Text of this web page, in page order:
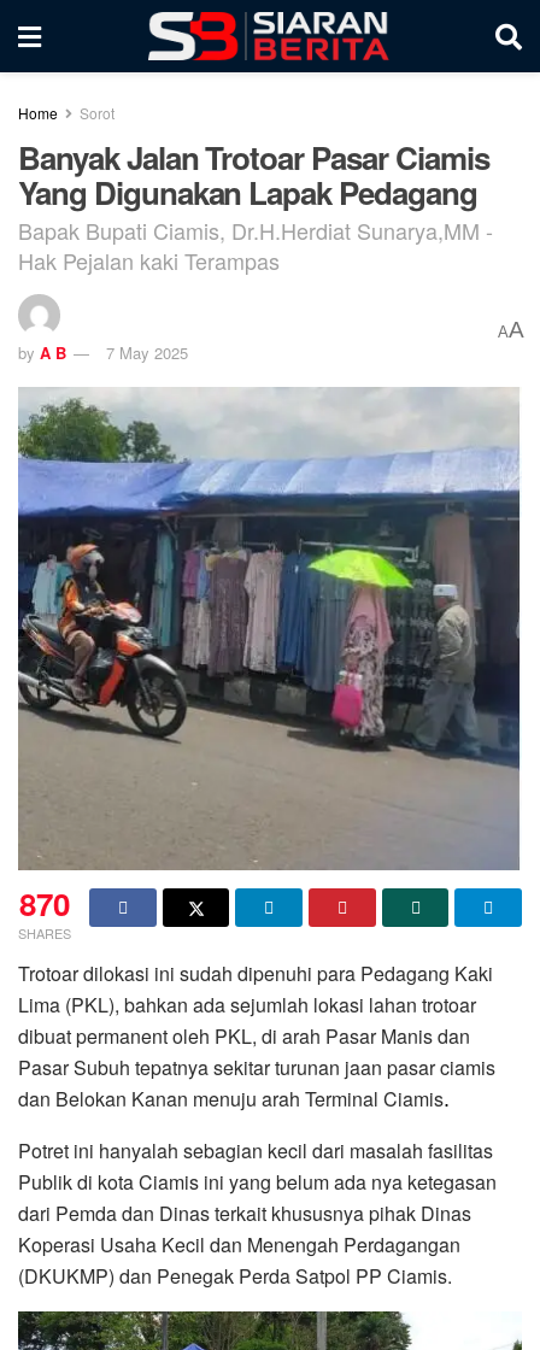
Home Sorot
Banyak Jalan Trotoar Pasar Ciamis
Yang Digunakan Lapak Pedagang
Bapak Bupati Ciamis, Dr.H.Herdiat Sunarya,MM -
Hak Pejalan kaki Terampas
by A B 7 May 2025
AA
870
SHARES
Trotoar dilokasi ini sudah dipenuhi para Pedagang Kaki
Lima (PKL), bahkan ada sejumlah lokasi lahan trotoar
dibuat permanent oleh PKL, di arah Pasar Manis dan
Pasar Subuh tepatnya sekitar turunan jaan pasar ciamis
dan Belokan Kanan menuju arah Terminal Ciamis.
Potret ini hanyalah sebagian kecil dari masalah fasilitas
Publik di kota Ciamis ini yang belum ada nya ketegasan
dari Pemda dan Dinas terkait khususnya pihak Dinas
Koperasi Usaha Kecil dan Menengah Perdagangan
(DKUKMP) dan Penegak Perda Satpol PP Ciamis.